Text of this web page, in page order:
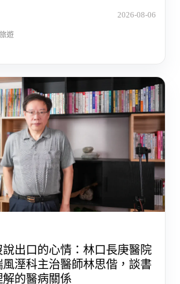
2026-08-06
旅遊
出口的心情：林口長庚醫院
風溼科主治醫師林思偕，談書
的醫病關係